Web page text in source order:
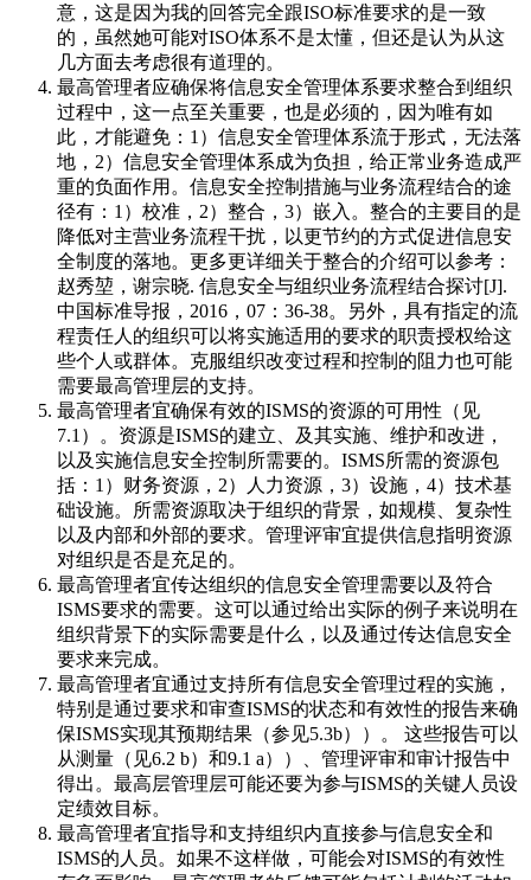
意，这是因为我的回答完全跟ISO标准要求的是一致
的，虽然她可能对ISO体系不是太懂，但还是认为从这
几方面去考虑很有道理的。
最高管理者应确保将信息安全管理体系要求整合到组织
过程中，这一点至关重要，也是必须的，因为唯有如
此，才能避免：1）信息安全管理体系流于形式，无法落
地，2）信息安全管理体系成为负担，给正常业务造成严
重的负面作用。信息安全控制措施与业务流程结合的途
径有：1）校准，2）整合，3）嵌入。整合的主要目的是
降低对主营业务流程干扰，以更节约的方式促进信息安
全制度的落地。更多更详细关于整合的介绍可以参考：
赵秀堃，谢宗晓. 信息安全与组织业务流程结合探讨[J].
中国标准导报，2016，07：36-38。另外，具有指定的流
程责任人的组织可以将实施适用的要求的职责授权给这
些个人或群体。克服组织改变过程和控制的阻力也可能
需要最高管理层的支持。
最高管理者宜确保有效的ISMS的资源的可用性（见
7.1）。资源是ISMS的建立、及其实施、维护和改进，
以及实施信息安全控制所需要的。ISMS所需的资源包
括：1）财务资源，2）人力资源，3）设施，4）技术基
础设施。所需资源取决于组织的背景，如规模、复杂性
以及内部和外部的要求。管理评审宜提供信息指明资源
对组织是否是充足的。
最高管理者宜传达组织的信息安全管理需要以及符合
ISMS要求的需要。这可以通过给出实际的例子来说明在
组织背景下的实际需要是什么，以及通过传达信息安全
要求来完成。
最高管理者宜通过支持所有信息安全管理过程的实施，
特别是通过要求和审查ISMS的状态和有效性的报告来确
保ISMS实现其预期结果（参见5.3b））。 这些报告可以
从测量（见6.2 b）和9.1 a））、管理评审和审计报告中
得出。最高层管理层可能还要为参与ISMS的关键人员设
定绩效目标。
最高管理者宜指导和支持组织内直接参与信息安全和
ISMS的人员。如果不这样做，可能会对ISMS的有效性